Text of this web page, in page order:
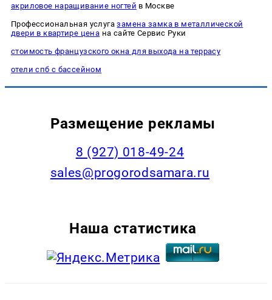
акриловое наращивание ногтей в Москве
Профессиональная услугазамена замка в металлической
двери в квартире цена на сайте Сервис Руки
стоимость французского окна для выхода на террасу
отели спб с бассейном
Размещение рекламы
8 (927) 018-49-24
sales@progorodsamara.ru
Наша статистика